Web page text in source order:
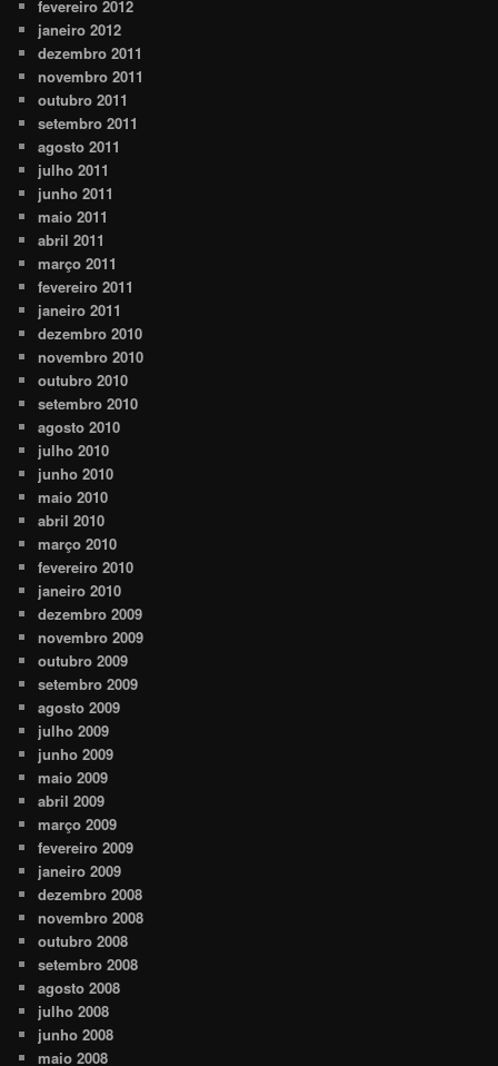
fevereiro 2012
janeiro 2012
dezembro 2011
novembro 2011
outubro 2011
setembro 2011
agosto 2011
julho 2011
junho 2011
maio 2011
abril 2011
março 2011
fevereiro 2011
janeiro 2011
dezembro 2010
novembro 2010
outubro 2010
setembro 2010
agosto 2010
julho 2010
junho 2010
maio 2010
abril 2010
março 2010
fevereiro 2010
janeiro 2010
dezembro 2009
novembro 2009
outubro 2009
setembro 2009
agosto 2009
julho 2009
junho 2009
maio 2009
abril 2009
março 2009
fevereiro 2009
janeiro 2009
dezembro 2008
novembro 2008
outubro 2008
setembro 2008
agosto 2008
julho 2008
junho 2008
maio 2008